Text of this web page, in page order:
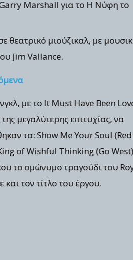
Marshall για το Η Νύφη το
θεατρικό μιούζικαλ, με
Jim Vallance.
με το It Must Have Been
μεγαλύτερης επιτυχίας, να
τα: Show Me Your Soul (Red
of Wishful Thinking (Go
το ομώνυμο τραγούδι του
τον τίτλο του έργου.